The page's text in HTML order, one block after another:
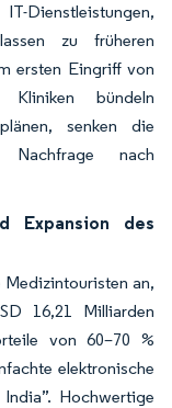
zu früheren
ersten Eingriff von
bündeln
senken die
nach
Expansion des
Medizintouristen an,
16,21 Milliarden
von 60–70 %
elektronische
Hochwertige